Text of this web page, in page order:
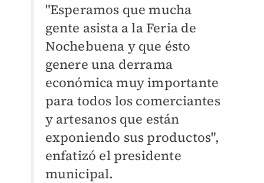
"Esperamos que mucha
gente asista a la Feria de
Nochebuena y que ésto
genere una derrama
económica muy importante
para todos los comerciantes
y artesanos que están
exponiendo sus productos",
enfatizó el presidente
municipal.